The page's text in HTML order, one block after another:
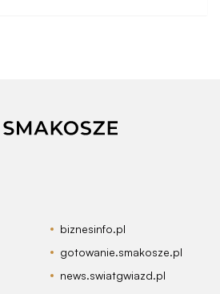
biznesinfo.pl
gotowanie.smakosze.pl
news.swiatgwiazd.pl